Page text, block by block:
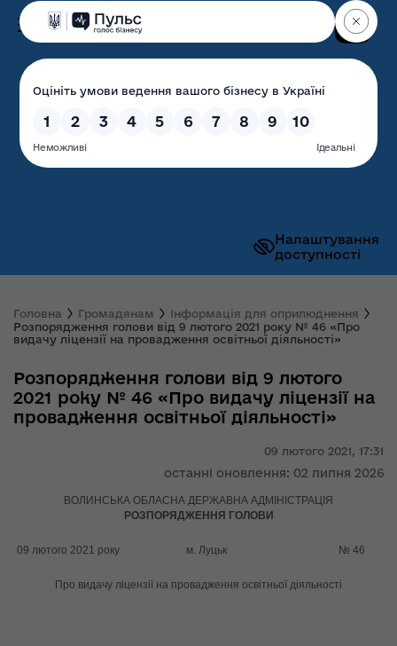
Налаштування
доступності
Волинська обласна
державна адміністрація
Головна Громадянам
Інформація для оприлюднення
Розпорядження голови від 9 лютого 2021 року № 46 «Про
видачу ліцензії на провадження освітньої діяльності»
09 лютого 2021, 17:31
останні оновлення: 02 липня 2026
Розпорядження голови від 9 лютого
2021 року № 46 «Про видачу ліцензії на
провадження освітньої діяльності»
ВОЛИНСЬКА ОБЛАСНА ДЕРЖАВНА АДМІНІСТРАЦІЯ
РОЗПОРЯДЖЕННЯ ГОЛОВИ
09 лютого 2021 року м. Луцьк № 46
Про видачу ліцензії на провадження освітньої діяльності